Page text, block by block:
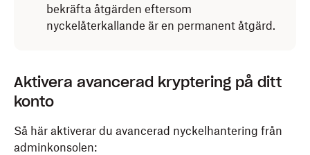
bekräfta åtgärden eftersom
nyckelåterkallande är en permanent åtgärd.
Aktivera avancerad kryptering på ditt
konto
Så här aktiverar du avancerad nyckelhantering från
adminkonsolen: